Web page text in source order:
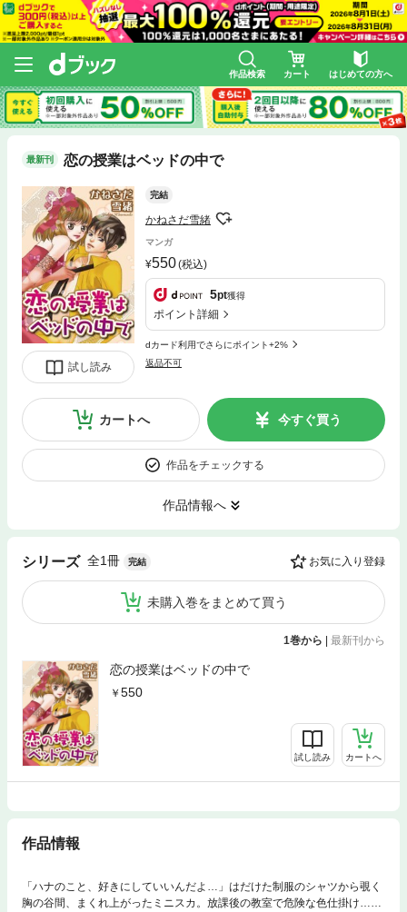
作品検索 カート はじめての方へ
最新刊 恋の授業はベッドの中で
試し読み
完結
かねさだ雪緒
マンガ
550(税込)
5pt獲得
ポイント詳細
dカード利用でさらにポイント+2%
返品不可
カートへ 今すぐ買う
作品をチェックする
作品情報へ
シリーズ 全1冊 完結 お気に入り登録
未購入巻をまとめて買う
1巻から | 最新刊から
恋の授業はベッドの中で
550
試し読み カートへ
作品情報
「ハナのこと、好きにしていいんだよ…」はだけた制服のシャツから覗く
胸の谷間、まくれ上がったミニスカ。放課後の教室で危険な色仕掛け…は